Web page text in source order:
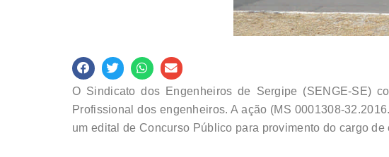
O Sindicato dos Engenheiros de Sergipe (SENGE-SE)
Profissional dos engenheiros. A ação (MS 0001308-
um edital de Concurso Público para provimento do cargo